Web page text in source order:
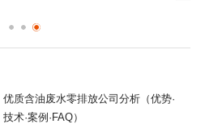
优质含油废水零排放公司分析（优势·
技术·案例·FAQ）